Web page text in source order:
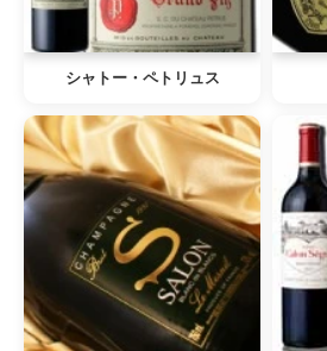
シャトー・ペトリュス